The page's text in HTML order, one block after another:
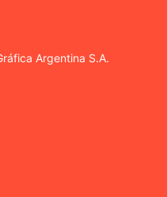
Argentina S.A.